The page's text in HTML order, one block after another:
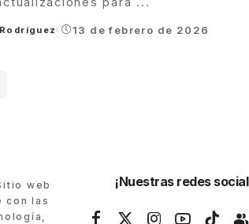
13 de febrero de 2026
web
con las
¡Nuestras redes